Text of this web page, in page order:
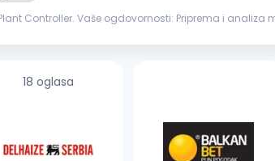
u finansijama - Plant Controller. Vaše
18 oglasa